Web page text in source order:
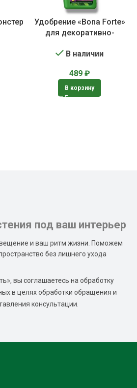
Удобрение «Bona Forte»
для декоративно-
В наличии
489 ₽
В корзину
под ваш интерьер
и ваш ритм жизни. Поможем
без лишнего ухода
вы соглашаетесь на обработку
в целях обработки обращения и
консультации.